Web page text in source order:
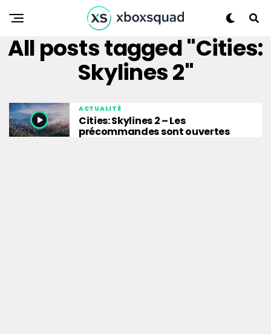
All posts tagged "Cities:
Skylines 2"
ACTUALITÉ
Cities: Skylines 2 – Les
précommandes sont ouvertes